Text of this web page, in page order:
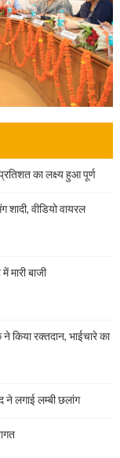
का लक्ष्य हुआ पूर्ण
वीडियो वायरल
बाजी
किया रक्तदान, भाईचारे का
ने लगाई लम्बी छलांग